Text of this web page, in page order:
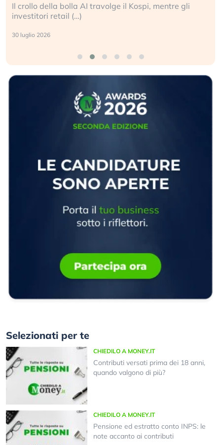
La ricchezza mondiale cresce, ma è sempre più
sganciata dall’economia reale. (…)
24 luglio 2026
Selezionati per te
CHIEDILO A MONEY.IT
Contributi versati prima dei 18 anni,
quando valgono di più?
CHIEDILO A MONEY.IT
Pensione ed estratto conto INPS: le
note accanto ai contributi